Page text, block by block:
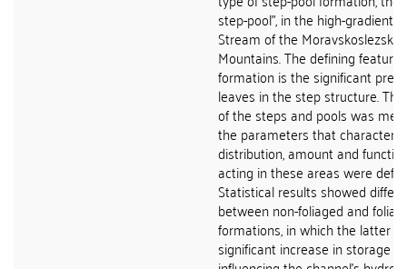
step-pool", in the high-gradient
Stream of the Moravskoslezské
Mountains. The defining feature
formation is the significant
leaves in the step structure.
of the steps and pools was
the parameters that
distribution, amount and
acting in these areas were
Statistical results showed
between non-foliaged and
formations, in which the latter
significant increase in storage